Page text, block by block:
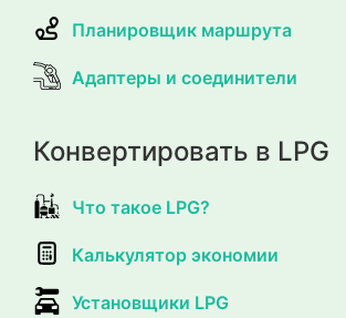
Планировщик маршрута
Адаптеры и соединители
Конвертировать в LPG
Что такое LPG?
Калькулятор экономии
Установщики LPG